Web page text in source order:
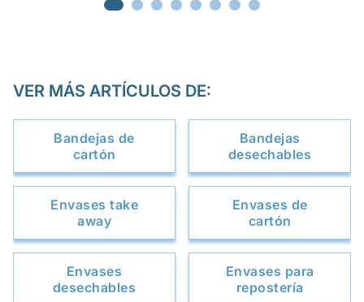
VER MÁS ARTÍCULOS DE:
Bandejas de
cartón
Bandejas
desechables
Envases take
away
Envases de
cartón
Envases
desechables
Envases para
repostería